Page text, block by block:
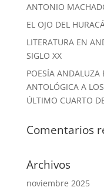
ANTONIO
EL OJO DEL
LITERATURA EN
SIGLO XX
POESÍA
ANTOLÓGICA A
ÚLTIMO CUARTO
Comentarios
Archivos
noviembre 2025